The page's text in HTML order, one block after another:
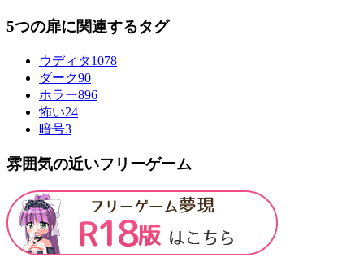
5つの扉に関連するタグ
ウディタ1078
ダーク90
ホラー896
怖い24
暗号3
雰囲気の近いフリーゲーム